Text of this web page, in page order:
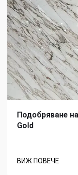
Подобряване
Gold
ВИЖ ПОВЕЧЕ